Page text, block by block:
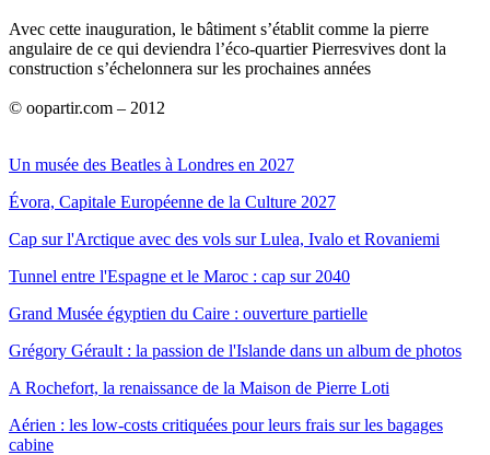
Avec cette inauguration, le bâtiment s’établit comme la pierre
angulaire de ce qui deviendra l’éco-quartier Pierresvives dont la
construction s’échelonnera sur les prochaines années
© oopartir.com – 2012
Un musée des Beatles à Londres en 2027
Évora, Capitale Européenne de la Culture 2027
Cap sur l'Arctique avec des vols sur Lulea, Ivalo et Rovaniemi
Tunnel entre l'Espagne et le Maroc : cap sur 2040
Grand Musée égyptien du Caire : ouverture partielle
Grégory Gérault : la passion de l'Islande dans un album de photos
A Rochefort, la renaissance de la Maison de Pierre Loti
Aérien : les low-costs critiquées pour leurs frais sur les bagages
cabine